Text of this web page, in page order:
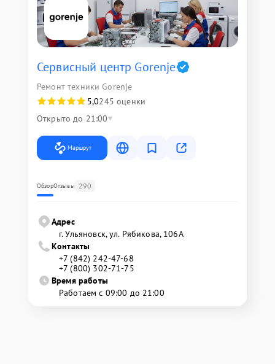
Сервисный центр Gorenje
Ремонт техники Gorenje
5,0245 оценки
Открыто до 21:00
Маршрут
ОбзорОтзывы 290
Адрес
г. Ульяновск, ул. Рябикова, 106А
Контакты
+7 (842) 242-47-68
+7 (800) 302-71-75
Время работы
Работаем с 09:00 до 21:00